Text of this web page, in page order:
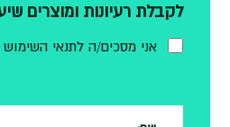
לקבלת רעיונות ומוצרים
אני מסכים/ה לתנאי